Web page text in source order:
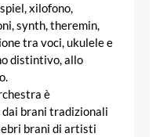
xilofono,
synth, theremin,
tra voci, ukulele e
distintivo, allo
è
brani tradizionali
brani di artisti